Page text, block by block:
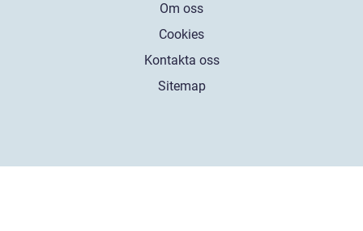
Om oss
Cookies
Kontakta oss
Sitemap